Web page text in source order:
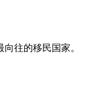
往的移民国家。